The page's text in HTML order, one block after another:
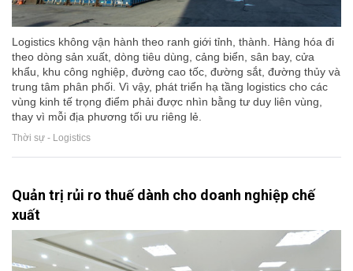
Logistics không vận hành theo ranh giới tỉnh, thành. Hàng hóa đi
theo dòng sản xuất, dòng tiêu dùng, cảng biển, sân bay, cửa
khẩu, khu công nghiệp, đường cao tốc, đường sắt, đường thủy và
trung tâm phân phối. Vì vậy, phát triển hạ tầng logistics cho các
vùng kinh tế trọng điểm phải được nhìn bằng tư duy liên vùng,
thay vì mỗi địa phương tối ưu riêng lẻ.
Thời sự - Logistics
Quản trị rủi ro thuế dành cho doanh nghiệp chế
xuất